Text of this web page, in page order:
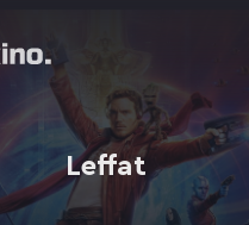
Leffat